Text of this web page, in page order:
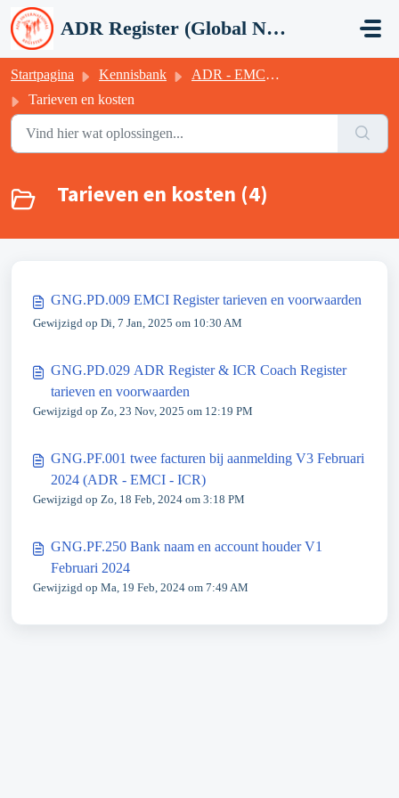
Doorgaan naar hoofdinhoud
ADR Register (Global Network Group)
Startpagina Kennisbank
ADR - EMCI - ICR (GNG)
Tarieven en kosten
Tarieven en kosten (4)
GNG.PD.009 EMCI Register tarieven en voorwaarden
Gewijzigd op Di, 7 Jan, 2025 om 10:30 AM
GNG.PD.029 ADR Register & ICR Coach Register
tarieven en voorwaarden
Gewijzigd op Zo, 23 Nov, 2025 om 12:19 PM
GNG.PF.001 twee facturen bij aanmelding V3 Februari
2024 (ADR - EMCI - ICR)
Gewijzigd op Zo, 18 Feb, 2024 om 3:18 PM
GNG.PF.250 Bank naam en account houder V1
Februari 2024
Gewijzigd op Ma, 19 Feb, 2024 om 7:49 AM